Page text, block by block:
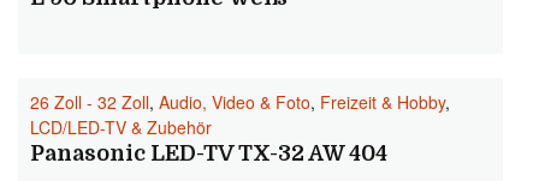
26 Zoll - 32 Zoll, Audio, Video & Foto, Freizeit & Hobby,
LCD/LED-TV & Zubehör
Panasonic LED-TV TX-32 AW 404